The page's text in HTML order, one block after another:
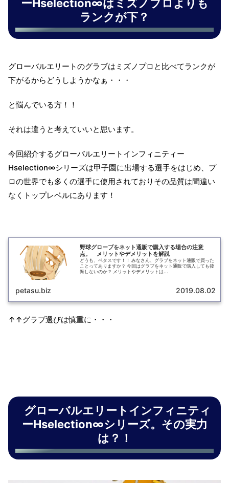
ーHselection∞はミズノプロよりも
ランクが下？
グローバルエリートのグラブはミズノプロと比べてランクが
下がるからどうしようかなぁ・・・
と悩んでいる方！！
それは違うと考えていいと思います。
今回紹介するグローバルエリートインフィニティー
Hselection∞シリーズは甲子園に出場する選手をはじめ、プ
ロの世界でも多くの選手に使用されておりその品質は間違い
なくトップレベルにあります！
野球グローブをネット通販で購入する場合の注意
点。 メリットやデメリットを解説
どうも、ペタスです！！ みなさん、グラブをネット通販で買った
ことってありますか？ 今回はグラブをネット通販で購入しても後
悔しないのか？ メリットやデメリットは...
petasu.biz 2019.08.02
↑↑グラブ選びは慎重に・・・
グローバルエリートインフィニティ
ーHselection∞シリーズ。その実力
は？！